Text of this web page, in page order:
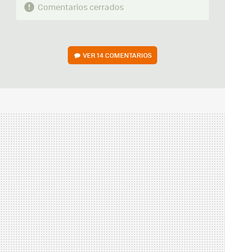
Comentarios cerrados
VER14 COMENTARIOS